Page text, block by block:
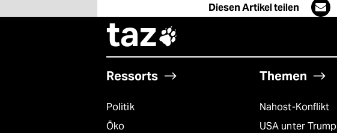
Diesen Artikel teilen
taz
Ressorts
Politik
Öko
Themen
Nahost-Konflikt
USA unter Trump